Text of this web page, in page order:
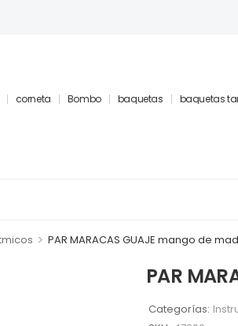
corneta Bombo baquetas baquetas
> PAR MARACAS GUAJE mango de
PAR
Categorías: